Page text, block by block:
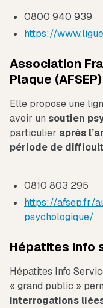
0800 940 939
https://
Association
Plaque (AFSEP)
Elle propose une
avoir un soutien
particulier après
période de
0810 803 295
https://afsep.fr/
psychologique/
Hépatites info
Hépatites Info
« grand public »
interrogations